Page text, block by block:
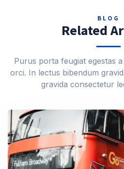
BLOG
Related
Purus porta feugiat egestas
orci. In lectus bibendum
gravida consectetur